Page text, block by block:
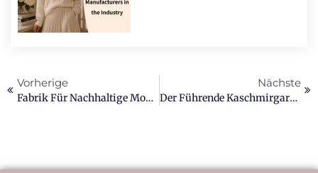
Vorherige
Fabrik Für Nachhaltige Mongolische Kaschmirmäntel
Nächste
Der Führende Kaschmirgarnhersteller In Europa